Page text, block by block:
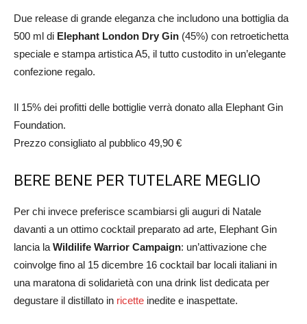
Due release di grande eleganza che includono una bottiglia da
500 ml di Elephant London Dry Gin (45%) con retroetichetta
speciale e stampa artistica A5, il tutto custodito in un’elegante
confezione regalo.
Il 15% dei profitti delle bottiglie verrà donato alla Elephant Gin
Foundation.
Prezzo consigliato al pubblico 49,90 €
BERE BENE PER TUTELARE MEGLIO
Per chi invece preferisce scambiarsi gli auguri di Natale
davanti a un ottimo cocktail preparato ad arte, Elephant Gin
lancia la Wildilife Warrior Campaign: un’attivazione che
coinvolge fino al 15 dicembre 16 cocktail bar locali italiani in
una maratona di solidarietà con una drink list dedicata per
degustare il distillato in ricette inedite e inaspettate.